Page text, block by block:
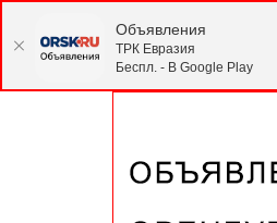
Объявления
ТРК Евразия
Беспл. - В Google Play